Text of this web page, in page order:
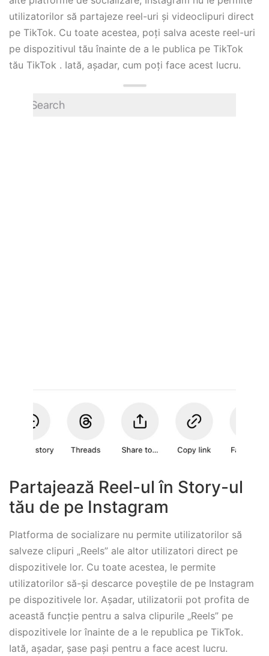
utilizatorilor să partajeze reel-uri și videoclipuri direct
pe TikTok. Cu toate acestea, poți salva aceste reel-uri
pe dispozitivul tău înainte de a le publica pe TikTok
tău TikTok . Iată, așadar, cum poți face acest lucru.
Partajează Reel-ul în Story-ul
tău de pe Instagram
Platforma de socializare nu permite utilizatorilor să
salveze clipuri „Reels” ale altor utilizatori direct pe
dispozitivele lor. Cu toate acestea, le permite
utilizatorilor să-și descarce poveștile de pe Instagram
pe dispozitivele lor. Așadar, utilizatorii pot profita de
această funcție pentru a salva clipurile „Reels” pe
dispozitivele lor înainte de a le republica pe TikTok.
Iată, așadar, șase pași pentru a face acest lucru.